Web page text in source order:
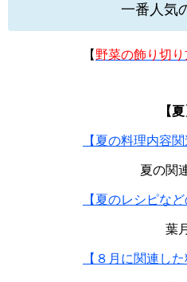
一番人気
【 野菜の飾り切
【夏
【夏の料理内容
夏の関
【夏のレシピな
葉月
【８月に関連し